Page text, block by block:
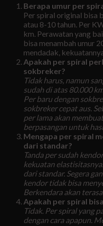
Berapa umur per
Per spiral original bisa
atau 8-10 tahun. Per
km. Perawatan yang
bisa menambah umur
mendadak,
Apakah per spiral
sokbreker?
Tidak harus, namun
sudah di atas 80.000
Per baru dengan
sokbreker cepat aus.
per lama akan
berpasangan untuk
Mengapa per spiral
dari standar?
Tanda per sudah
kekuatan
dari standar. Segera
kendor tidak bisa
Berkendara akan
Apakah per spiral
Tidak. Per spiral yang
dengan cara apapun.